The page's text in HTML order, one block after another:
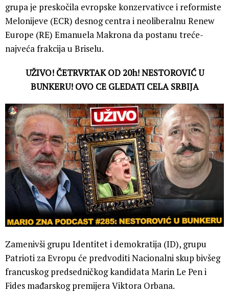
grupa je preskočila evropske konzervativce i reformiste
Melonijeve (ECR) desnog centra i neoliberalnu Renew
Europe (RE) Emanuela Makrona da postanu treće-
najveća frakcija u Briselu.
UŽIVO! ČETRVRTAK OD 20h! NESTOROVIĆ U
BUNKERU! OVO CE GLEDATI CELA SRBIJA
Zamenivši grupu Identitet i demokratija (ID), grupu
Patrioti za Evropu će predvoditi Nacionalni skup bivšeg
francuskog predsedničkog kandidata Marin Le Pen i
Fides mađarskog premijera Viktora Orbana.